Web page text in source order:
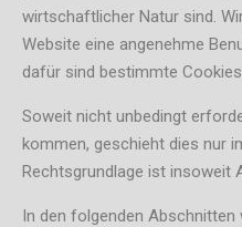
wirtschaftlicher Natur sind.
Website eine angenehme
dafür sind bestimmte
Soweit nicht unbedingt
kommen, geschieht dies nur
Rechtsgrundlage ist insoweit
In den folgenden Abschnitten